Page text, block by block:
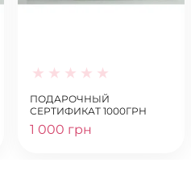
ПОДАРОЧНЫЙ
СЕРТИФИКАТ 1000ГРН
1 000 грн